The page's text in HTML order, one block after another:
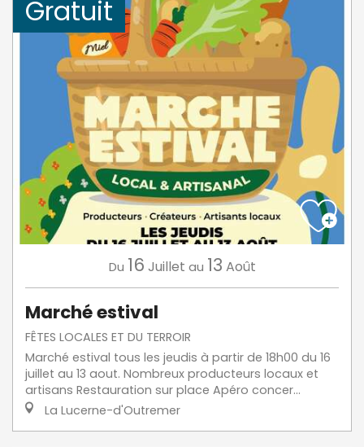
Gratuit
Du 16 Juillet au 13 Août
Marché estival
FÊTES LOCALES ET DU TERROIR
Marché estival tous les jeudis à partir de 18h00 du 16
juillet au 13 aout. Nombreux producteurs locaux et
artisans Restauration sur place Apéro concer...
La Lucerne-d'Outremer